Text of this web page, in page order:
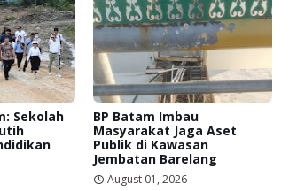
Sekolah
BP Batam Imbau
Masyarakat Jaga Aset
Publik di Kawasan
Jembatan Barelang
August 01, 2026